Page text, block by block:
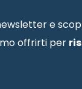
e
offrirti per